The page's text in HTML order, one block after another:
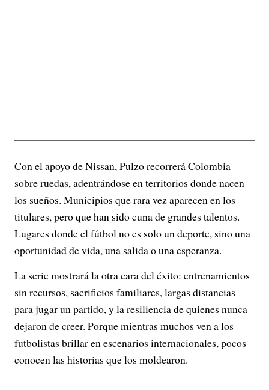
Con el apoyo de Nissan, Pulzo recorrerá Colombia
sobre ruedas, adentrándose en territorios donde nacen
los sueños. Municipios que rara vez aparecen en los
titulares, pero que han sido cuna de grandes talentos.
Lugares donde el fútbol no es solo un deporte, sino una
oportunidad de vida, una salida o una esperanza.
La serie mostrará la otra cara del éxito: entrenamientos
sin recursos, sacrificios familiares, largas distancias
para jugar un partido, y la resiliencia de quienes nunca
dejaron de creer. Porque mientras muchos ven a los
futbolistas brillar en escenarios internacionales, pocos
conocen las historias que los moldearon.